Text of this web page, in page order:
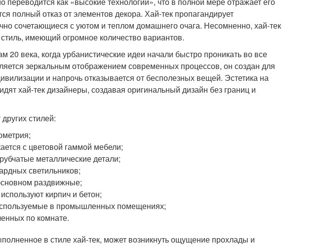
полный отказ от элементов декора. Хай-тек пропагандирует
сочетающиеся с уютом и теплом домашнего очага. Несомненно, хай-тек
имеющий огромное количество вариантов.
20 века, когда урбанистические идеи начали быстро проникать во все
зеркальным отображением современных процессов, он создан для
и напрочь отказывается от бесполезных вещей. Эстетика на
хай-тек дизайнеры, создавая оригинальный дизайн без границ и
стилей:
с цветовой гаммой мебели;
металлические детали;
светильников;
раздвижные;
кирпич и бетон;
в промышленных помещениях;
по комнате.
в стиле хай-тек, может возникнуть ощущение прохлады и